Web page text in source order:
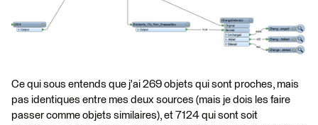
Ce qui sous entends que j'ai 269 objets qui sont proches, mais
pas identiques entre mes deux sources (mais je dois les faire
passer comme objets similaires), et 7124 qui sont soit